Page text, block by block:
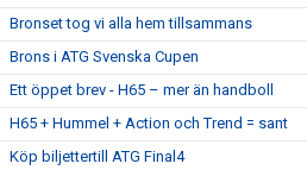
Bronset tog vi alla hem tillsammans
Brons i ATG Svenska Cupen
Ett öppet brev - H65 – mer än handboll
H65 + Hummel + Action och Trend = sant
Köp biljettertill ATG Final4